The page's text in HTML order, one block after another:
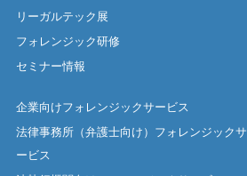
リーガルテック展
フォレンジック研修
セミナー情報
企業向けフォレンジックサービス
法律事務所（弁護士向け）フォレンジックサ
ービス